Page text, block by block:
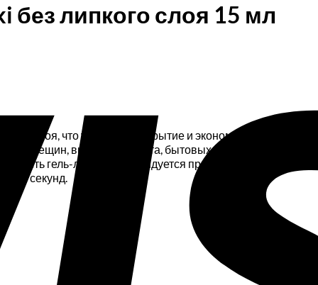
без липкого слоя 15 мл
слоя, что упрощает покрытие и экономит
трещин, выгорания цвета, бытовых повреждений. Не
гель-лаков.Рекомендуется применять для
30 секунд.